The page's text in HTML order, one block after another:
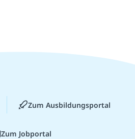
Zum Ausbildungsportal
Zum Jobportal